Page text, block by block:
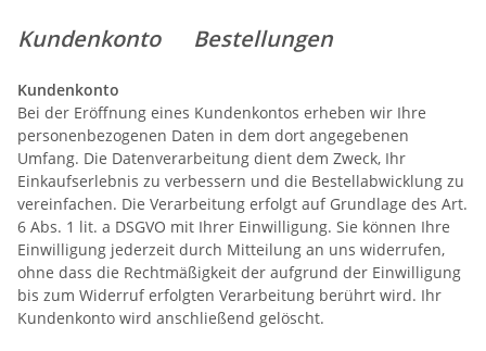
Kundenkonto Bestellungen
Kundenkonto
Bei der Eröffnung eines Kundenkontos erheben wir Ihre
personenbezogenen Daten in dem dort angegebenen
Umfang. Die Datenverarbeitung dient dem Zweck, Ihr
Einkaufserlebnis zu verbessern und die Bestellabwicklung zu
vereinfachen. Die Verarbeitung erfolgt auf Grundlage des Art.
6 Abs. 1 lit. a DSGVO mit Ihrer Einwilligung. Sie können Ihre
Einwilligung jederzeit durch Mitteilung an uns widerrufen,
ohne dass die Rechtmäßigkeit der aufgrund der Einwilligung
bis zum Widerruf erfolgten Verarbeitung berührt wird. Ihr
Kundenkonto wird anschließend gelöscht.